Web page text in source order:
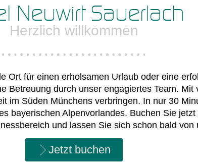
Neuwirt Sauerlach
Herzlich willkommen
Ort für einen erholsamen Urlaub oder eine
Betreuung durch unser engagiertes Team.
im Süden Münchens verbringen. In nur 30
bayerischen Alpenvorlandes. Buchen Sie
und lassen Sie sich schon bald von
Jetzt buchen